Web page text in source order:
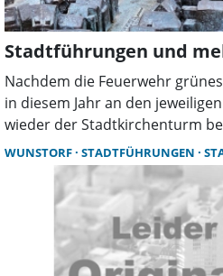
Stadtführungen und
Nachdem die Feuerwehr
in diesem Jahr an den
wieder der Stadtkirchenturm
Außerdem gibt es weitere
Stadtführer.
WUNSTORF STADTFÜHRUNGEN